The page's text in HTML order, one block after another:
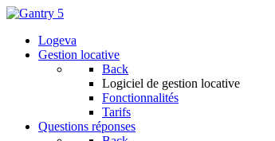
Logeva
Gestion locative
Back
Logiciel de gestion locative
Fonctionnalités
Tarifs
Questions réponses